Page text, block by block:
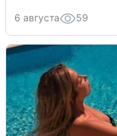
6 августа 59